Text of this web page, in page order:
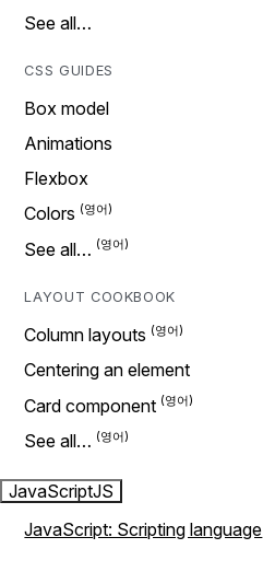
See all…
CSS GUIDES
Box model
Animations
Flexbox
Colors
See all…
LAYOUT COOKBOOK
Column layouts
Centering an element
Card component
See all…
JavaScriptJS
JavaScript: Scripting language